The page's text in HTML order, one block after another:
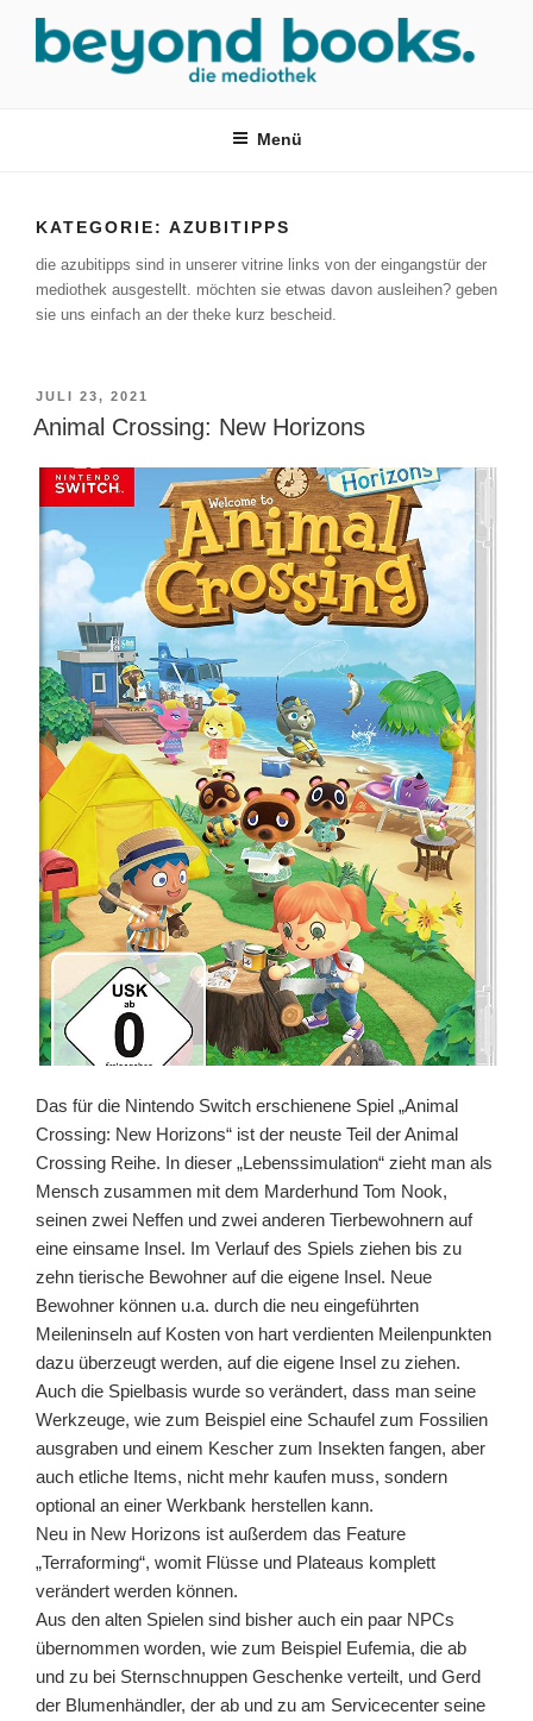
springen
Menü
KATEGORIE: AZUBITIPPS
die azubitipps sind in unserer vitrine links von der eingangstür der
mediothek ausgestellt. möchten sie etwas davon ausleihen? geben
sie uns einfach an der theke kurz bescheid.
VERÖFFENTLICHT
AM
JULI 23, 2021
Animal Crossing: New Horizons
Das für die Nintendo Switch erschienene Spiel „Animal
Crossing: New Horizons“ ist der neuste Teil der Animal
Crossing Reihe. In dieser „Lebenssimulation“ zieht man als
Mensch zusammen mit dem Marderhund Tom Nook,
seinen zwei Neffen und zwei anderen Tierbewohnern auf
eine einsame Insel. Im Verlauf des Spiels ziehen bis zu
zehn tierische Bewohner auf die eigene Insel. Neue
Bewohner können u.a. durch die neu eingeführten
Meileninseln auf Kosten von hart verdienten Meilenpunkten
dazu überzeugt werden, auf die eigene Insel zu ziehen.
Auch die Spielbasis wurde so verändert, dass man seine
Werkzeuge, wie zum Beispiel eine Schaufel zum Fossilien
ausgraben und einem Kescher zum Insekten fangen, aber
auch etliche Items, nicht mehr kaufen muss, sondern
optional an einer Werkbank herstellen kann.
Neu in New Horizons ist außerdem das Feature
„Terraforming“, womit Flüsse und Plateaus komplett
verändert werden können.
Aus den alten Spielen sind bisher auch ein paar NPCs
übernommen worden, wie zum Beispiel Eufemia, die ab
und zu bei Sternschnuppen Geschenke verteilt, und Gerd
der Blumenhändler, der ab und zu am Servicecenter seine